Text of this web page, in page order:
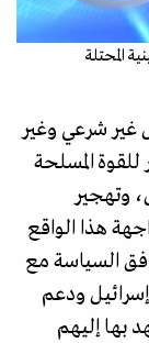
المحتلة
غير شرعي وغير
المسلحة
وتهجير
هذا الواقع
السياسة مع
ودعم
بها إليهم